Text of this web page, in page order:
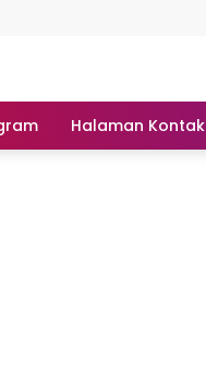
Halaman Kontak